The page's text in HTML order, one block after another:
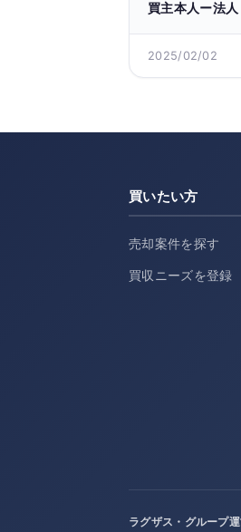
買主本人ー法人
2025/02/02
買いたい方
売却案件を探す
買収ニーズを登録
ラグザス・グループ